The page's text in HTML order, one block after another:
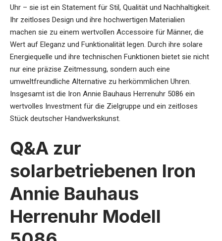
Uhr – sie ist ein Statement für Stil, Qualität und Nachhaltigkeit.
Ihr zeitloses Design und ihre hochwertigen Materialien
machen sie zu einem wertvollen Accessoire für Männer, die
Wert auf Eleganz und Funktionalität legen. Durch ihre solare
Energiequelle und ihre technischen Funktionen bietet sie nicht
nur eine präzise Zeitmessung, sondern auch eine
umweltfreundliche Alternative zu herkömmlichen Uhren.
Insgesamt ist die Iron Annie Bauhaus Herrenuhr 5086 ein
wertvolles Investment für die Zielgruppe und ein zeitloses
Stück deutscher Handwerkskunst.
Q&A zur
solarbetriebenen Iron
Annie Bauhaus
Herrenuhr Modell